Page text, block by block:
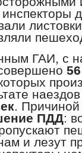
ГАИ, с
. Причиной
ПДД:
и лезут